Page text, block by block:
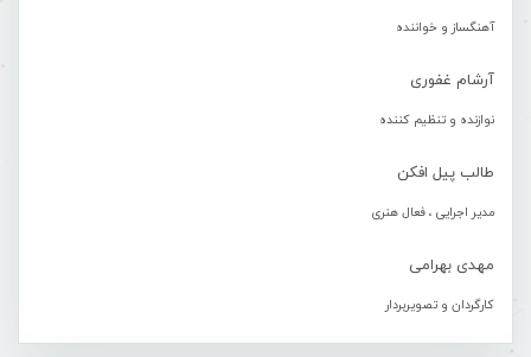
آهنگساز و خواننده
آرشام غفوری
نوازنده و تنظیم کننده
طالب پیل افکن
مدیر اجرایی ، فعال هنری
مهدی بهرامی
کارگردان و تصویربردار